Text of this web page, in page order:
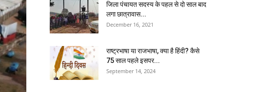
जिला पंचायत सदस्य के पहल से दो साल बाद
लगा छात्रावास...
December 16, 2021
राष्ट्रभाषा या राजभाषा, क्या है हिंदी? कैसे
75 साल पहले इसपर...
September 14, 2024